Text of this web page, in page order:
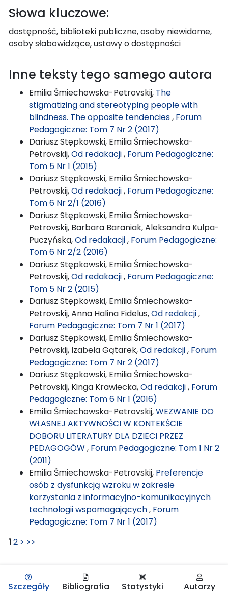
Słowa kluczowe:
dostępność, biblioteki publiczne, osoby niewidome,
osoby słabowidzące, ustawy o dostępności
Inne teksty tego samego autora
Emilia Śmiechowska-Petrovskij, The
stigmatizing and stereotyping people with
blindness. The opposite tendencies, Forum
Pedagogiczne: Tom 7 Nr 2 (2017)
Dariusz Stępkowski, Emilia Śmiechowska-
Petrovskij,Od redakacji, Forum Pedagogiczne:
Tom 5 Nr 1 (2015)
Dariusz Stępkowski, Emilia Śmiechowska-
Petrovskij,Od redakacji, Forum Pedagogiczne:
Tom 6 Nr 2/1 (2016)
Dariusz Stępkowski, Emilia Śmiechowska-
Petrovskij, Barbara Baraniak, Aleksandra Kulpa-
Puczyńska,Od redakacji, Forum Pedagogiczne:
Tom 6 Nr 2/2 (2016)
Dariusz Stępkowski, Emilia Śmiechowska-
Petrovskij,Od redakacji, Forum Pedagogiczne:
Tom 5 Nr 2 (2015)
Dariusz Stępkowski, Emilia Śmiechowska-
Petrovskij, Anna Halina Fidelus,Od redakcji,
Forum Pedagogiczne: Tom 7 Nr 1 (2017)
Dariusz Stępkowski, Emilia Śmiechowska-
Petrovskij, Izabela Gątarek,Od redakcji, Forum
Pedagogiczne: Tom 7 Nr 2 (2017)
Dariusz Stępkowski, Emilia Śmiechowska-
Petrovskij, Kinga Krawiecka,Od redakcji, Forum
Pedagogiczne: Tom 6 Nr 1 (2016)
Emilia Śmiechowska-Petrovskij,WEZWANIE DO
WŁASNEJ AKTYWNOŚCI W KONTEKŚCIE
DOBORU LITERATURY DLA DZIECI PRZEZ
PEDAGOGÓW, Forum Pedagogiczne: Tom 1 Nr 2
(2011)
Emilia Śmiechowska-Petrovskij, Preferencje
osób z dysfunkcją wzroku w zakresie
korzystania z informacyjno-komunikacyjnych
technologii wspomagających, Forum
Pedagogiczne: Tom 7 Nr 1 (2017)
12 > >>
Szczegóły Bibliografia Statystyki Autorzy